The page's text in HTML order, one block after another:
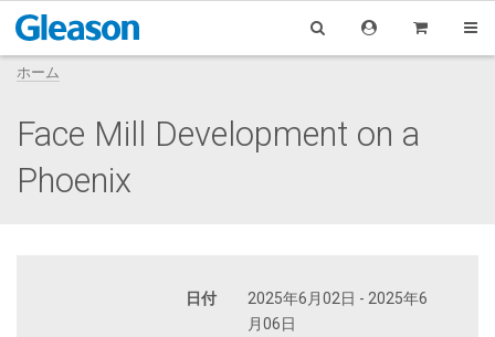
ホーム
Face Mill Development on a
Phoenix
日付
2025年6月02日 - 2025年6
月06日